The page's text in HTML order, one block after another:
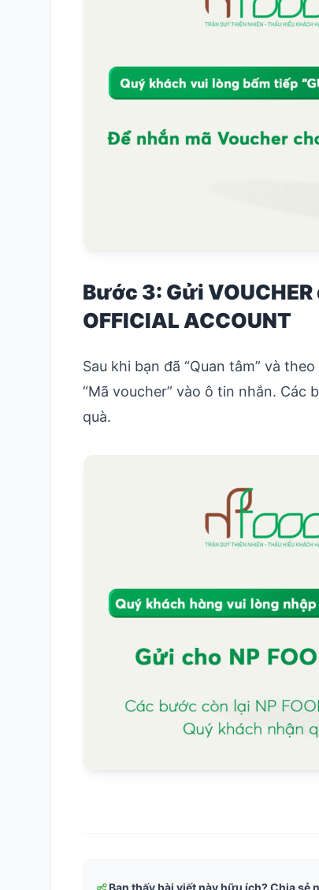
Bước 3: Gửi
OFFICIAL ACCOUNT
Sau khi bạn đã “Quan tâm” và
“Mã voucher” vào ô tin nhắn. Các
quà.